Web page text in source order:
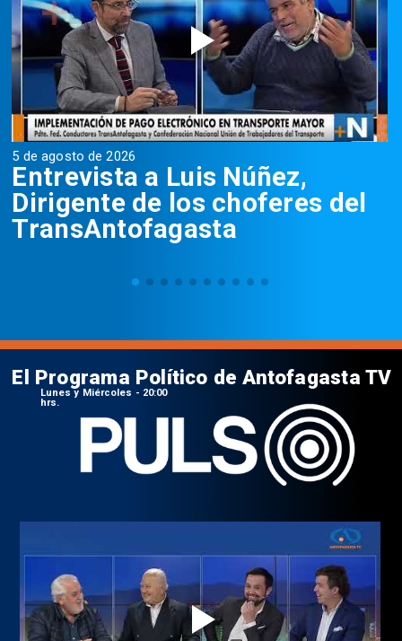
5 de agosto de 2026
Entrevista a Luis Núñez,
Dirigente de los choferes del
TransAntofagasta
El Programa Político de Antofagasta TV
Lunes y Miércoles - 20:00
hrs.